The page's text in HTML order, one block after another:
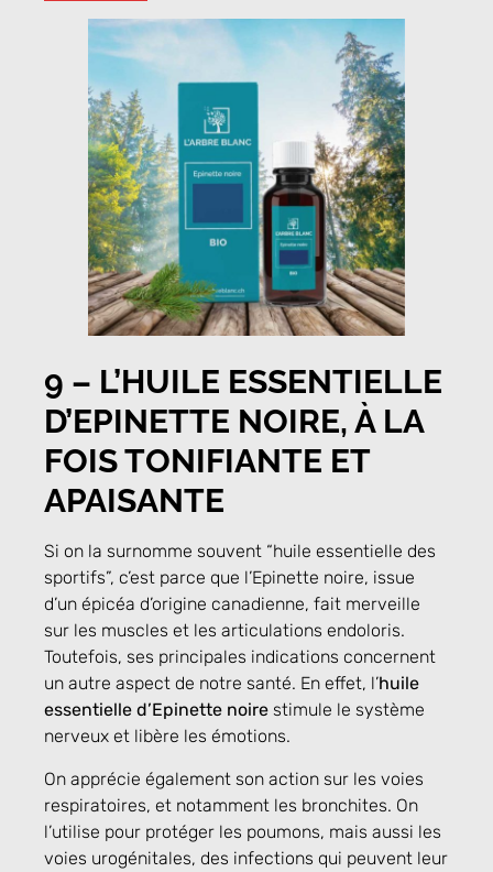
9 – L’HUILE ESSENTIELLE
D’EPINETTE NOIRE, À LA
FOIS TONIFIANTE ET
APAISANTE
Si on la surnomme souvent “huile essentielle des
sportifs”, c’est parce que l’Epinette noire, issue
d’un épicéa d’origine canadienne, fait merveille
sur les muscles et les articulations endoloris.
Toutefois, ses principales indications concernent
un autre aspect de notre santé. En effet, l’huile
essentielle d’Epinette noire stimule le système
nerveux et libère les émotions.
On apprécie également son action sur les voies
respiratoires, et notamment les bronchites. On
l’utilise pour protéger les poumons, mais aussi les
voies urogénitales, des infections qui peuvent leur